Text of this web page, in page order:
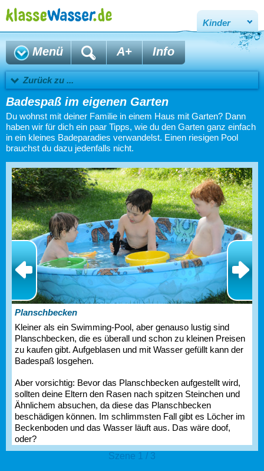
Kinder
Menü A+ Info
Zurück zu ...
Badespaß im eigenen Garten
Du wohnst mit deiner Familie in einem Haus mit Garten? Dann
haben wir für dich ein paar Tipps, wie du den Garten ganz einfach
in ein kleines Badeparadies verwandelst. Einen riesigen Pool
brauchst du dazu jedenfalls nicht.
Planschbecken
Kleiner als ein Swimming-Pool, aber genauso lustig sind
Planschbecken, die es überall und schon zu kleinen Preisen
zu kaufen gibt. Aufgeblasen und mit Wasser gefüllt kann der
Badespaß losgehen.
Aber vorsichtig: Bevor das Planschbecken aufgestellt wird,
sollten deine Eltern den Rasen nach spitzen Steinchen und
Ähnlichem absuchen, da diese das Planschbecken
beschädigen können. Im schlimmsten Fall gibt es Löcher im
Beckenboden und das Wasser läuft aus. Das wäre doof,
oder?
Szene 1 / 3